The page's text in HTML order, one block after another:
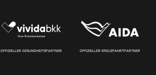
OFFIZIELLER GESUNDHEITSPARTNER OFFIZIELLER KREUZFAHRTPARTNER